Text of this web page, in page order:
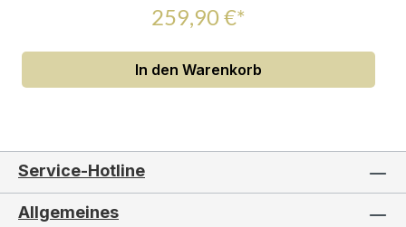
259,90 €*
In den Warenkorb
Service-Hotline
Allgemeines